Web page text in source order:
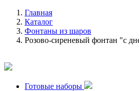
Главная
Каталог
Фонтаны из шаров
Розово-сиреневый фонтан "с
Готовые наборы